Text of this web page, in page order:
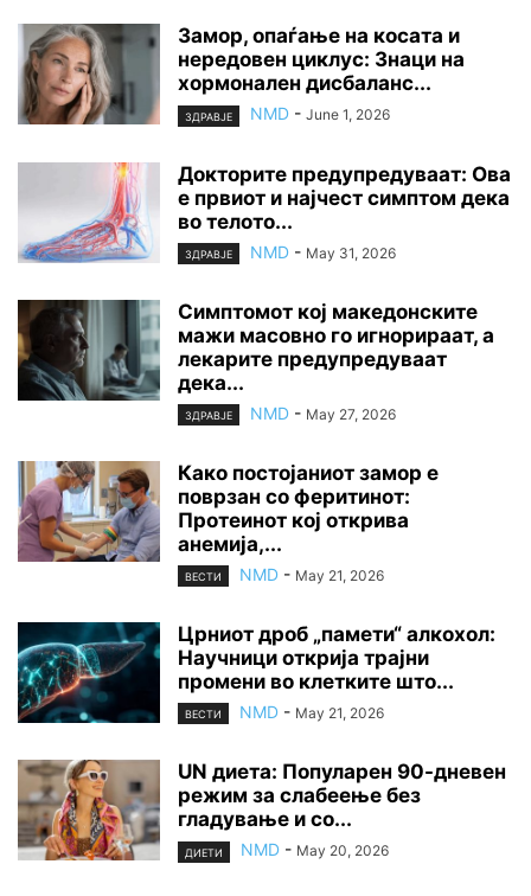
Замор, опаѓање на косата и
нередовен циклус: Знаци на
хормонален дисбаланс...
ЗДРАВЈЕ NMD - June 1, 2026
Докторите предупредуваат: Ова
е првиот и најчест симптом дека
во телото...
ЗДРАВЈЕ NMD - May 31, 2026
Симптомот кој македонските
мажи масовно го игнорираат, а
лекарите предупредуваат
дека...
ЗДРАВЈЕ NMD - May 27, 2026
Како постојаниот замор е
поврзан со феритинот:
Протеинот кој открива
анемија,...
ВЕСТИ NMD - May 21, 2026
Црниот дроб „памети“ алкохол:
Научници открија трајни
промени во клетките што...
ВЕСТИ NMD - May 21, 2026
UN диета: Популарен 90-дневен
режим за слабеење без
гладување и со...
ДИЕТИ NMD - May 20, 2026